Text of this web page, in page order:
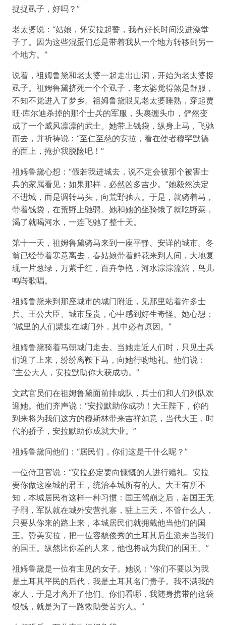
捉捉虱子，好吗？”
老太婆说：“姑娘，凭安拉起誓，我有好长时间没进澡堂
子了。因为这些混蛋们总是带着我从一个地方转移到另一
个地方。”
说着，祖姆鲁黛和老太婆一起走出山洞，开始为老太婆捉
虱子。祖姆鲁黛挤死一个个虱子，老太婆觉得煞是舒服，
不知不觉进入了梦乡。祖姆鲁黛眼见老太婆睡熟，穿起贾
旺·库尔迪杀掉的那个士兵的军服，头裹缠头巾，俨然变
成了一个威风凛凛的武士。她带上钱袋，纵身上马，飞驰
而去，并祈祷说：“至仁至慈的安拉，看在使者穆罕默德
的面上，掩护我脱险吧！”
祖姆鲁黛心想：“假若我进城去，说不定会被那个被害士
兵的家属看见；如果那样，必然凶多吉少。”她毅然决定
不进城，而是调转马头，向荒野驰去。于是，就骑着马，
带着钱袋，在荒野上驰骋。她和她的坐骑饿了就吃野菜，
渴了就喝河水，一连飞驰了整十天。
第十一天，祖姆鲁黛骑马来到一座平静、安详的城市。冬
翁已经带着寒意离去，春姑娘带着鲜花来到人间，大地复
现一片葱绿，万紫千红，百卉争艳，河水淙淙流淌，鸟儿
鸣啭歌唱。
祖姆鲁黛来到那座城市的城门附近，见那里站着许多士
兵、王公大臣、城市显贵，心中感到好生奇怪。她心想：
“城里的人们聚集在城门外，其中必有原因。”
祖姆鲁黛骑着马朝城门走去。当她走近人们时，只见士兵
们迎了上来，纷纷离鞍下马，向她行吻地礼。他们说：
“主公大人，安拉默助你大获成功。”
文武官员们在祖姆鲁黛面前排成队，兵士们和人们列队欢
迎她。他们齐声说：“安拉默助你成功！大王陛下，你的
到来将为我们这方的穆斯林带来吉祥如意，当代大王，时
代的骄子，安拉默助你成就大业。”
祖姆鲁黛问他们：“居民们，你们这是干什么呢？”
一位侍卫官说：“安拉必定要向慷慨的人进行赠礼。安拉
要你做这座城的君王，统治本城所有的人。大王有所不
知，本城居民有这样一种习惯：国王驾崩之后，若国王无
子嗣，军队就在城外安营扎寨，驻上三天，不管什么人，
只要从你来的路上来，本城居民们就拥戴他当他们的国
王。赞美安拉，把一位容貌俊秀的土耳其后生派来当我们
的国王。纵然比你差的人来，他也将成为我们的国王。”
祖姆鲁黛是一位有主见的女子。她说：“你们不要以为我
是土耳其平民的后代，我是土耳其名门贵子。我不满我的
家人，于是才离开了他们。你们看哪，我随身携带的这袋
银钱，就是为了一路救助受苦穷人。”